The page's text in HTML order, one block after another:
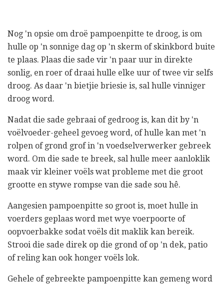
Nog 'n opsie om droë pampoenpitte te droog, is om
hulle op 'n sonnige dag op 'n skerm of skinkbord buite
te plaas. Plaas die sade vir 'n paar uur in direkte
sonlig, en roer of draai hulle elke uur of twee vir selfs
droog. As daar 'n bietjie briesie is, sal hulle vinniger
droog word.
Nadat die sade gebraai of gedroog is, kan dit by 'n
voëlvoeder-geheel gevoeg word, of hulle kan met 'n
rolpen of grond grof in 'n voedselverwerker gebreek
word. Om die sade te breek, sal hulle meer aanloklik
maak vir kleiner voëls wat probleme met die groot
grootte en stywe rompse van die sade sou hê.
Aangesien pampoenpitte so groot is, moet hulle in
voerders geplaas word met wye voerpoorte of
oopvoerbakke sodat voëls dit maklik kan bereik.
Strooi die sade direk op die grond of op 'n dek, patio
of reling kan ook honger voëls lok.
Gehele of gebreekte pampoenpitte kan gemeng word